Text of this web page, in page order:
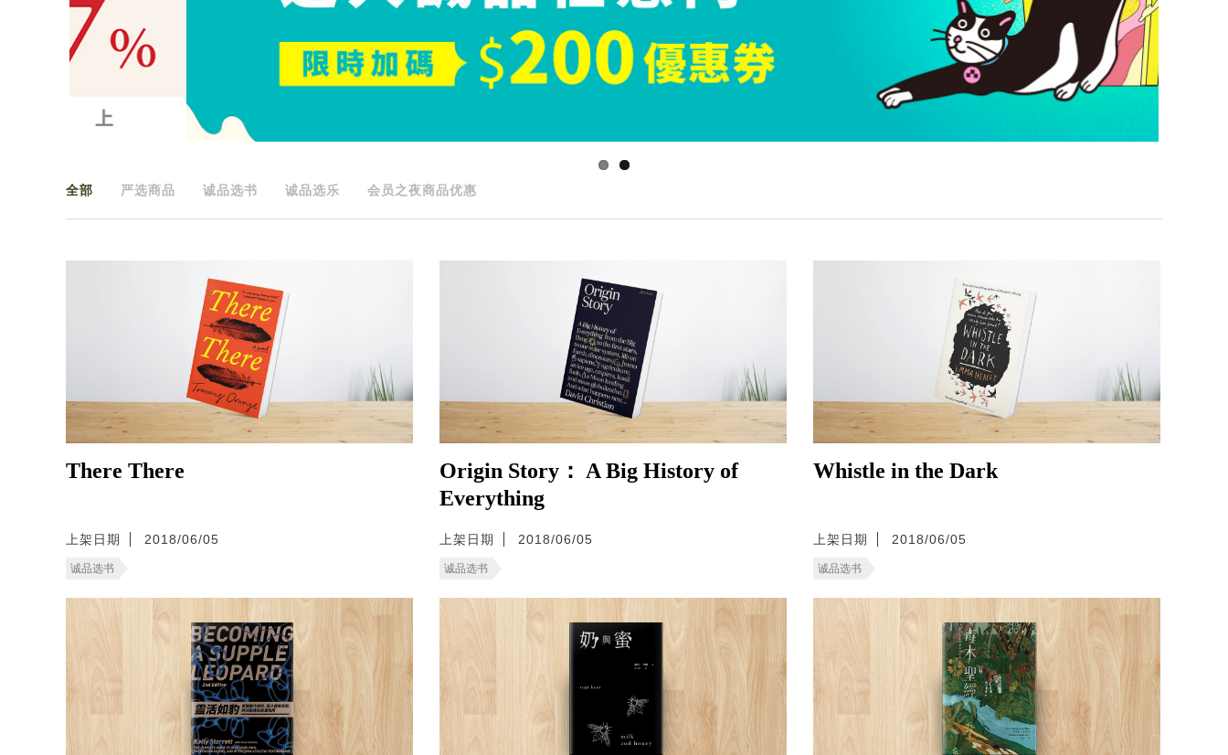
全部 严选商品 诚品选书 诚品选乐 会员之夜商品优惠
There There
上架日期 2018/06/05
诚品选书
Origin Story： A Big History of
Everything
上架日期 2018/06/05
诚品选书
Whistle in the Dark
上架日期 2018/06/05
诚品选书